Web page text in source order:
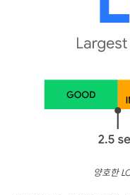
양호한